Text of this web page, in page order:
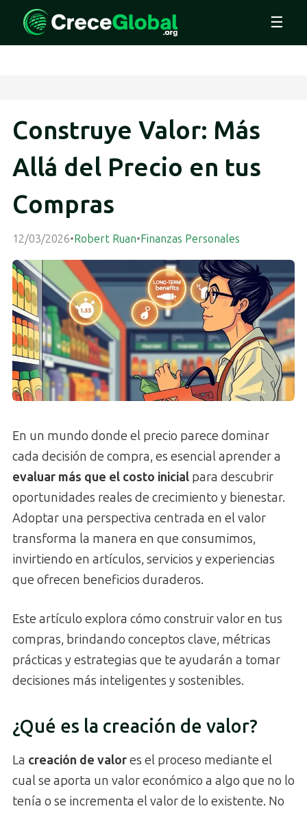
☰
Construye Valor: Más
Allá del Precio en tus
Compras
12/03/2026•Robert Ruan•Finanzas Personales
En un mundo donde el precio parece dominar
cada decisión de compra, es esencial aprender a
evaluar más que el costo inicial para descubrir
oportunidades reales de crecimiento y bienestar.
Adoptar una perspectiva centrada en el valor
transforma la manera en que consumimos,
invirtiendo en artículos, servicios y experiencias
que ofrecen beneficios duraderos.
Este artículo explora cómo construir valor en tus
compras, brindando conceptos clave, métricas
prácticas y estrategias que te ayudarán a tomar
decisiones más inteligentes y sostenibles.
¿Qué es la creación de valor?
La creación de valores el proceso mediante el
cual se aporta un valor económico a algo que no lo
tenía o se incrementa el valor de lo existente. No